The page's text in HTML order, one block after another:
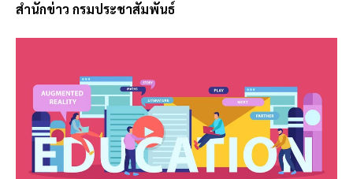
สำนักข่าว กรมประชาสัมพันธ์